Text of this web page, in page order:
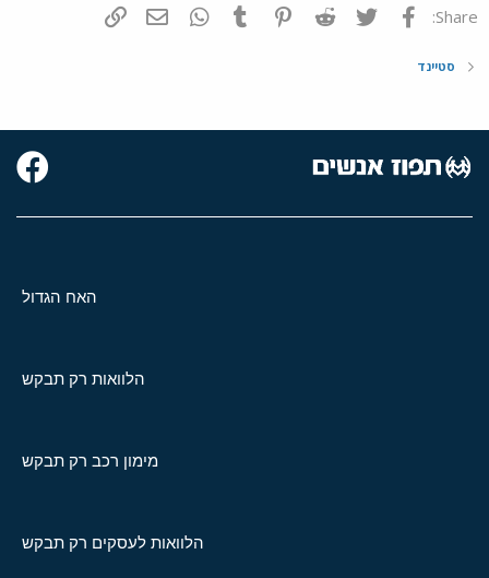
Share: פייסבוק Twitter
Reddit
Pinterest
Tumblr
WhatsAppדואר אלקטרוני
סטיינד
האח הגדול
הלוואות רק תבקש
מימון רכב רק תבקש
הלוואות לעסקים רק תבקש